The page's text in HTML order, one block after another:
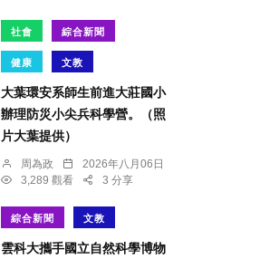
社會 綜合新聞
健康 文教
大葉環安系師生前進大莊國小
辦理防災小尖兵科學營。（照
片大葉提供）
周為政
2026年八月06日
3,289 觀看
3 分享
綜合新聞 文教
雲科大攜手國立自然科學博物